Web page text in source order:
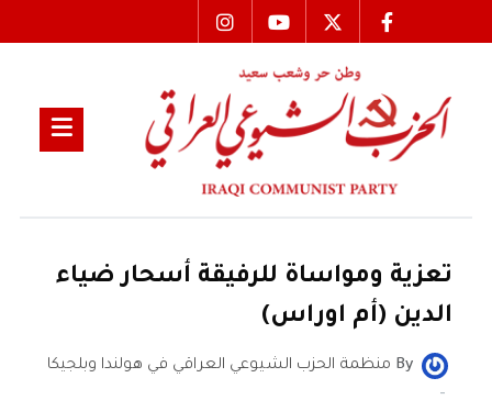
تعزية ومواساة للرفيقة أسحار ضياء
الدين (أم اوراس)
By منظمة الحزب الشيوعي العراقي في هولندا وبلجيكا